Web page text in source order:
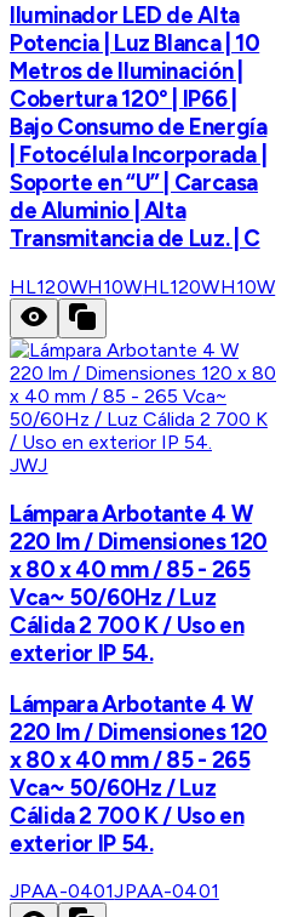
Iluminador LED de Alta
Potencia | Luz Blanca | 10
Metros de Iluminación |
Cobertura 120° | IP66 |
Bajo Consumo de Energía
| Fotocélula Incorporada |
Soporte en “U” | Carcasa
de Aluminio | Alta
Transmitancia de Luz. | C
HL120WH10WHL120WH10W
JWJ
Lámpara Arbotante 4 W
220 lm / Dimensiones 120
x 80 x 40 mm / 85 - 265
Vca~ 50/60Hz / Luz
Cálida 2 700 K / Uso en
exterior IP 54.
Lámpara Arbotante 4 W
220 lm / Dimensiones 120
x 80 x 40 mm / 85 - 265
Vca~ 50/60Hz / Luz
Cálida 2 700 K / Uso en
exterior IP 54.
JPAA-0401JPAA-0401